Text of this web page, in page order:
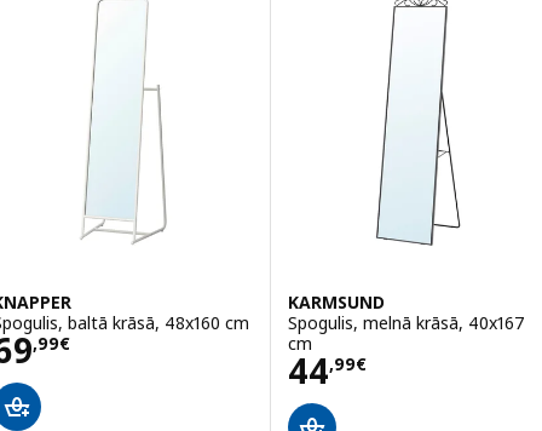
baltā krāsā, 48x160 cm
,99€69,99€
KARMSUND
Spogulis, melnā krāsā, 40x167
cm
44,99€
Cena 44,99€